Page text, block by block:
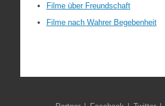
Filme über Freundschaft
Filme nach Wahrer Begebenheit